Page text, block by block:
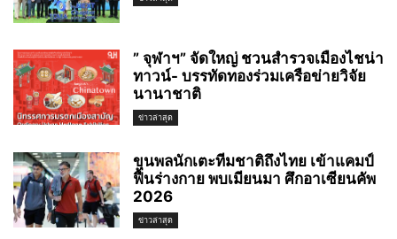
” จุฬาฯ” จัดใหญ่ ชวนสำรวจเมืองไชน่า
ทาวน์- บรรทัดทองร่วมเครือข่ายวิจัย
นานาชาติ
ข่าวล่าสุด
ขุนพลนักเตะทีมชาติถึงไทย เข้าแคมป์
ฟื้นร่างกาย พบเมียนมา ศึกอาเซียนคัพ
2026
ข่าวล่าสุด